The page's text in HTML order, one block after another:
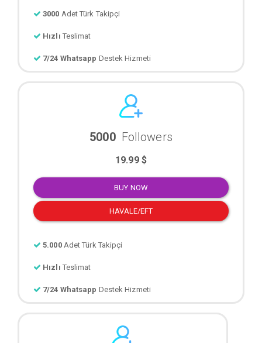
3000 Adet Türk Takipçi
Hızlı Teslimat
7/24 Whatsapp Destek Hizmeti
5000 Followers
19.99 $
BUY NOW
HAVALE/EFT
5.000 Adet Türk Takipçi
Hızlı Teslimat
7/24 Whatsapp Destek Hizmeti